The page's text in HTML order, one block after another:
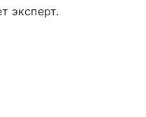
эксперт.